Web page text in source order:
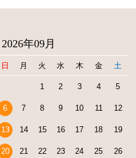
2026年09月
日 月 火 水 木 金 土
1 2 3 4 5
6 7 8 9 10 11 12
13 14 15 16 17 18 19
20 21 22 23 24 25 26